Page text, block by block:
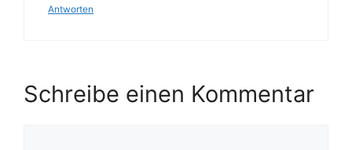
Antworten
Schreibe einen Kommentar